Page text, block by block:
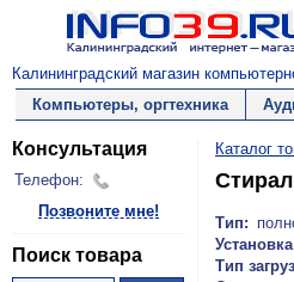
Калининградский магазин
Компьютеры, оргтехника
Консультация
Телефон:
Позвоните мне!
Поиск товара
Каталог
Тип:
Тип